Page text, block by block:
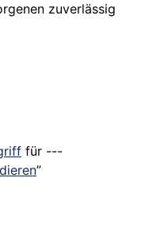
zuverlässig
für ---
­”